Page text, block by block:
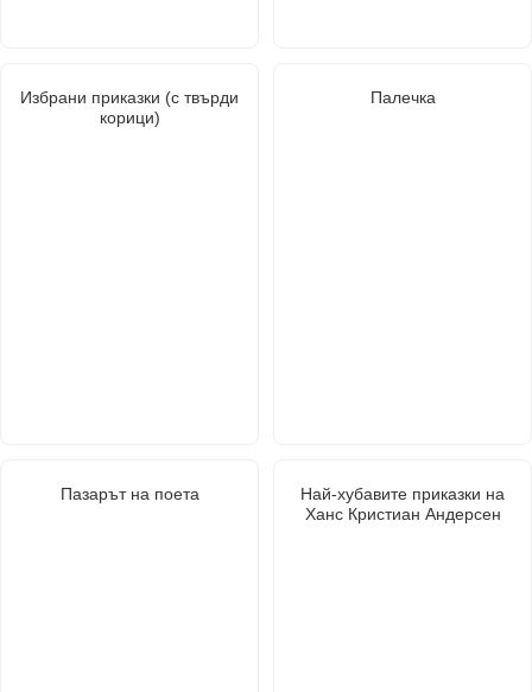
Избрани приказки (с твърди
корици)
Палечка
Пазарът на поета
Най-хубавите приказки на
Ханс Кристиан Андерсен